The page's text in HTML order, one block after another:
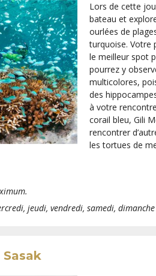
Lors de cette
bateau et
ourlées de
turquoise. Votre
le meilleur spot
pourrez y
multicolores,
des
à votre
corail bleu, Gili
rencontrer
les tortues de
jeudi, vendredi, samedi, dimanche